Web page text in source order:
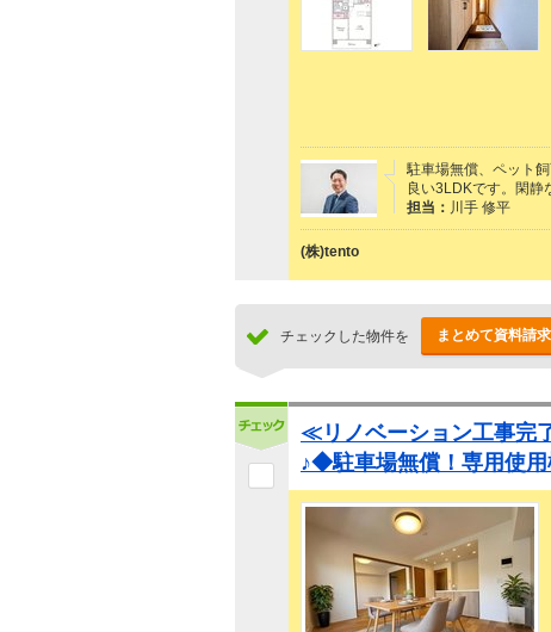
駐車場無償、ペット
良い3LDKです。閑静
担当： 川手 修平
(株)tento
チェックした物件を まとめて資料請
≪リノベーション工事完
♪◆駐車場無償！専用使用